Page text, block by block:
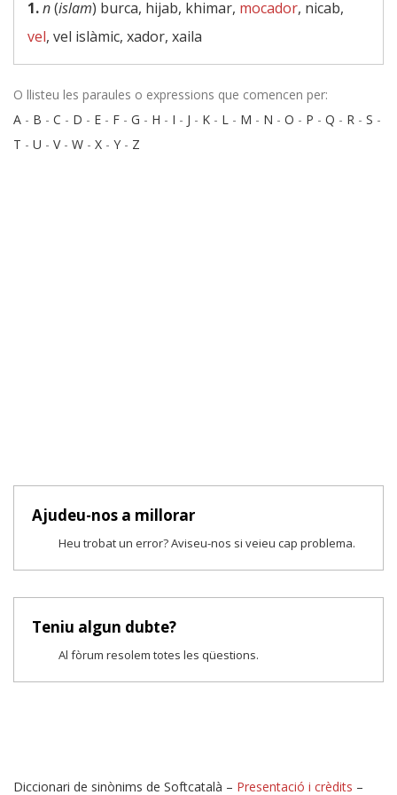
1.n(islam) burca, hijab, khimar, mocador, nicab,
vel, vel islàmic, xador, xaila
O llisteu les paraules o expressions que comencen per:
A - B - C - D - E - F - G - H - I - J - K - L - M - N - O - P - Q - R - S -
T - U - V- W - X - Y - Z
Ajudeu-nos a millorar
Heu trobat un error? Aviseu-nos si veieu cap problema.
Teniu algun dubte?
Al fòrum resolem totes les qüestions.
Diccionari de sinònims de Softcatalà – Presentació i crèdits –